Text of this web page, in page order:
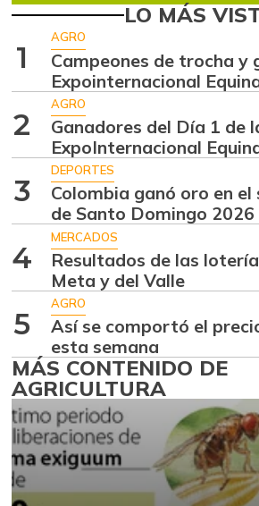
LO MÁS
1
AGRO
Campeones de trocha y
Expointernacional
2
AGRO
Ganadores del Día 1 de
ExpoInternacional
3
DEPORTES
Colombia ganó oro en
de Santo Domingo 2026
4
MERCADOS
Resultados de las
Meta y del Valle
5
AGRO
Así se comportó el
esta semana
MÁS CONTENIDO DE
AGRICULTURA